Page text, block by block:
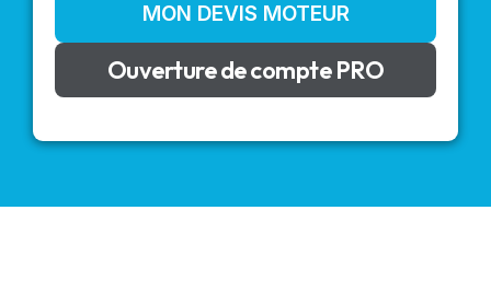
MON DEVIS MOTEUR
Ouverture de compte PRO